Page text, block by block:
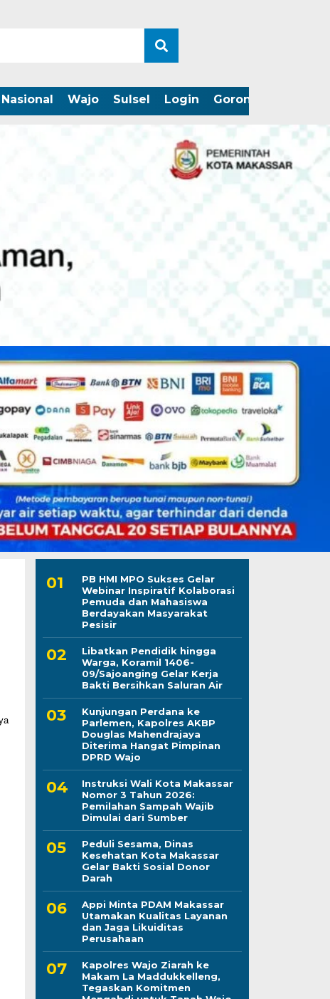
Nasional Wajo Sulsel Login Gorontalo
PB HMI MPO Sukses Gelar
Webinar Inspiratif Kolaborasi
Pemuda dan Mahasiswa
Berdayakan Masyarakat
Pesisir
Libatkan Pendidik hingga
Warga, Koramil 1406-
09/Sajoanging Gelar Kerja
Bakti Bersihkan Saluran Air
Kunjungan Perdana ke
Parlemen, Kapolres AKBP
Douglas Mahendrajaya
Diterima Hangat Pimpinan
DPRD Wajo
Instruksi Wali Kota Makassar
Nomor 3 Tahun 2026:
Pemilahan Sampah Wajib
Dimulai dari Sumber
Peduli Sesama, Dinas
Kesehatan Kota Makassar
Gelar Bakti Sosial Donor
Darah
Appi Minta PDAM Makassar
Utamakan Kualitas Layanan
dan Jaga Likuiditas
Perusahaan
Kapolres Wajo Ziarah ke
Makam La Maddukkelleng,
Tegaskan Komitmen